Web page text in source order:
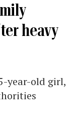
heavy
year-old girl,